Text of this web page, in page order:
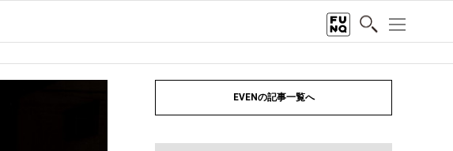
EVENの記事一覧へ